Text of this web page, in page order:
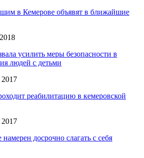
в Кемерове объявят в ближайшие
усилить меры безопасности в
людей с детьми
реабилитацию в кемеровской
досрочно слагать с себя